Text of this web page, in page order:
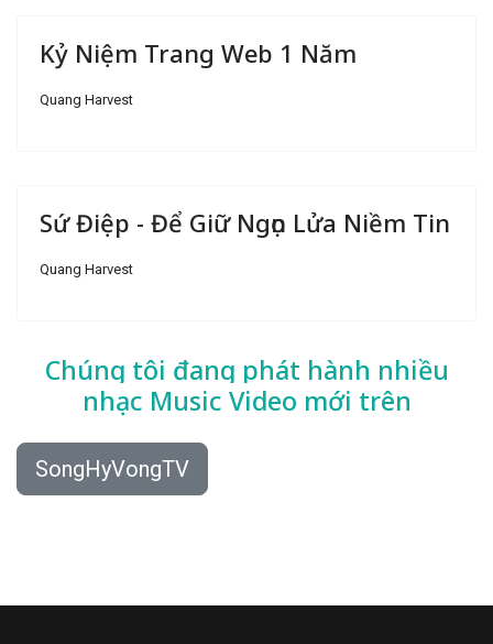
Kỷ Niệm Trang Web 1 Năm
Quang Harvest
Sứ Điệp - Để Giữ Ngọn Lửa Niềm Tin
Quang Harvest
Chúng tôi đang phát hành nhiều
nhạc Music Video mới trên
SongHyVongTV